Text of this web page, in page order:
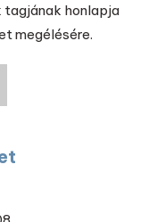
tagjának honlapja
megélésére.